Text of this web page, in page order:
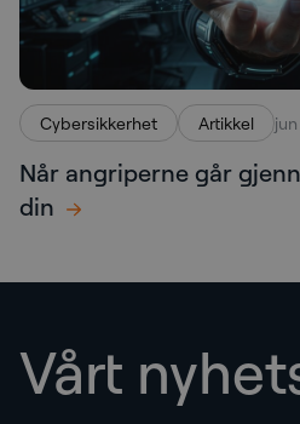
Cybersikkerhet Artikkel
Når angriperne går
din
Vårt